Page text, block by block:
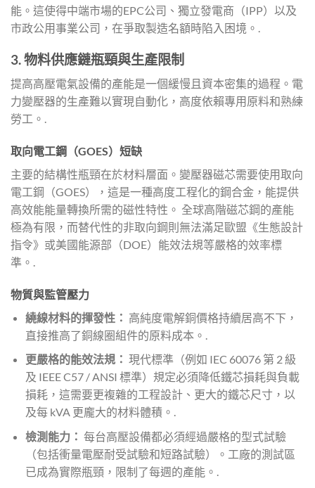
能。這使得中端市場的EPC公司、獨立發電商（IPP）以及
市政公用事業公司，在爭取製造名額時陷入困境。.
3. 物料供應鏈瓶頸與生產限制
提高高壓電氣設備的產能是一個緩慢且資本密集的過程。電
力變壓器的生產難以實現自動化，高度依賴專用原料和熟練
勞工。.
取向電工鋼（GOES）短缺
主要的結構性瓶頸在於材料層面。變壓器磁芯需要使用取向
電工鋼（GOES），這是一種高度工程化的鋼合金，能提供
高效能能量轉換所需的磁性特性。 全球高階磁芯鋼的產能
極為有限，而替代性的非取向鋼則無法滿足歐盟《生態設計
指令》或美國能源部（DOE）能效法規等嚴格的效率標
準。.
物質與監管壓力
繞線材料的揮發性： 高純度電解銅價格持續居高不下，
直接推高了銅線圈組件的原料成本。.
更嚴格的能效法規： 現代標準（例如 IEC 60076 第 2 級
及 IEEE C57 / ANSI 標準）規定必須降低鐵芯損耗與負載
損耗，這需要更複雜的工程設計、更大的鐵芯尺寸，以
及每 kVA 更龐大的材料體積。.
檢測能力： 每台高壓設備都必須經過嚴格的型式試驗
（包括衝量電壓耐受試驗和短路試驗）。工廠的測試區
已成為實際瓶頸，限制了每週的產能。.